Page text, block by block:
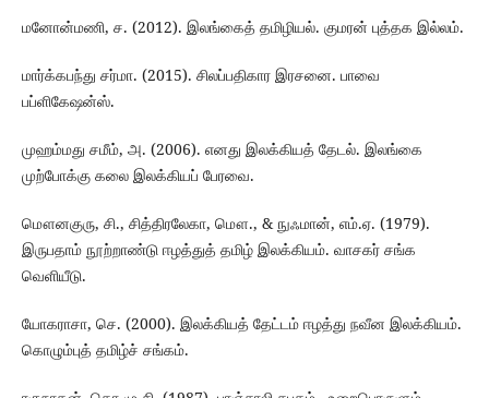
மனோன்மணி, ச. (2012). இலங்கைத் தமிழியல். குமரன் புத்தக இல்லம்.
மார்க்கபந்து சர்மா. (2015). சிலப்பதிகார இரசனை. பாவை
பப்ளிகேஷன்ஸ்.
முஹம்மது சமீம், அ. (2006). எனது இலக்கியத் தேடல். இலங்கை
முற்போக்கு கலை இலக்கியப் பேரவை.
மௌனகுரு, சி., சித்திரலேகா, மௌ., & நுஃமான், எம்.ஏ. (1979).
இருபதாம் நூற்றாண்டு ஈழத்துத் தமிழ் இலக்கியம். வாசகர் சங்க
வெளியீடு.
யோகராசா, செ. (2000). இலக்கியத் தேட்டம் ஈழத்து நவீன இலக்கியம்.
கொழும்புத் தமிழ்ச் சங்கம்.